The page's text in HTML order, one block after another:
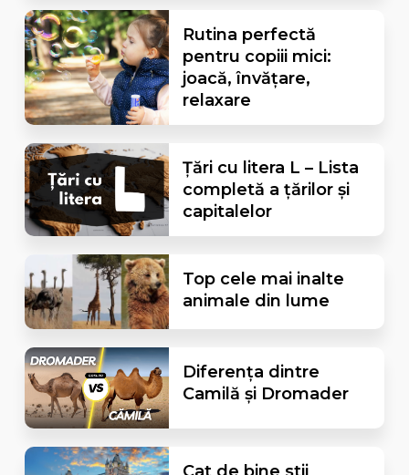
Rutina perfectă
pentru copiii mici:
joacă, învățare,
relaxare
Țări cu litera L – Lista
completă a țărilor și
capitalelor
Top cele mai inalte
animale din lume
Diferența dintre
Camilă și Dromader